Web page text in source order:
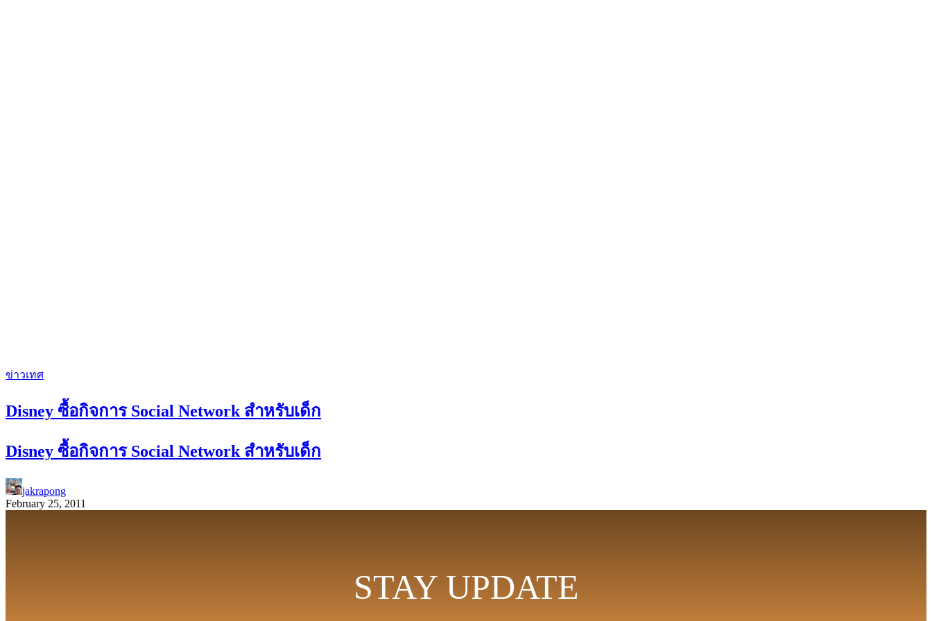
ข่าวเทศ
Disney ซื้อกิจการ Social Network สำหรับเด็ก
Disney ซื้อกิจการ Social Network สำหรับเด็ก
jakrapong
February 25, 2011
STAY UPDATE